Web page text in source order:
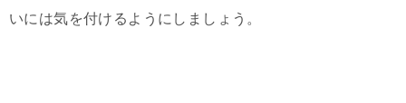
いには気を付けるようにしましょう。